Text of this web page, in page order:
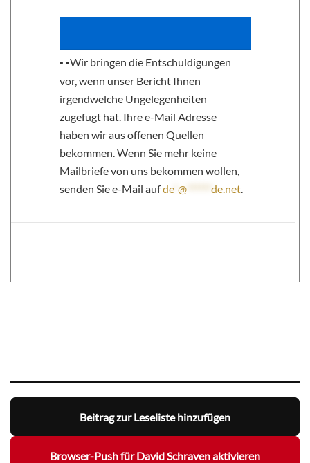
• •Wir bringen die Entschuldigungen
vor, wenn unser Bericht Ihnen
irgendwelche Ungelegenheiten
zugefugt hat. Ihre e-Mail Adresse
haben wir aus offenen Quellen
bekommen. Wenn Sie mehr keine
Mailbriefe von uns bekommen wollen,
senden Sie e-Mail aufde* @ de.net.
Beitrag zur Leseliste hinzufügen
Browser-Push für David Schraven aktivieren